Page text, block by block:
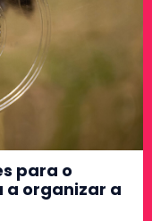
para o
a organizar a